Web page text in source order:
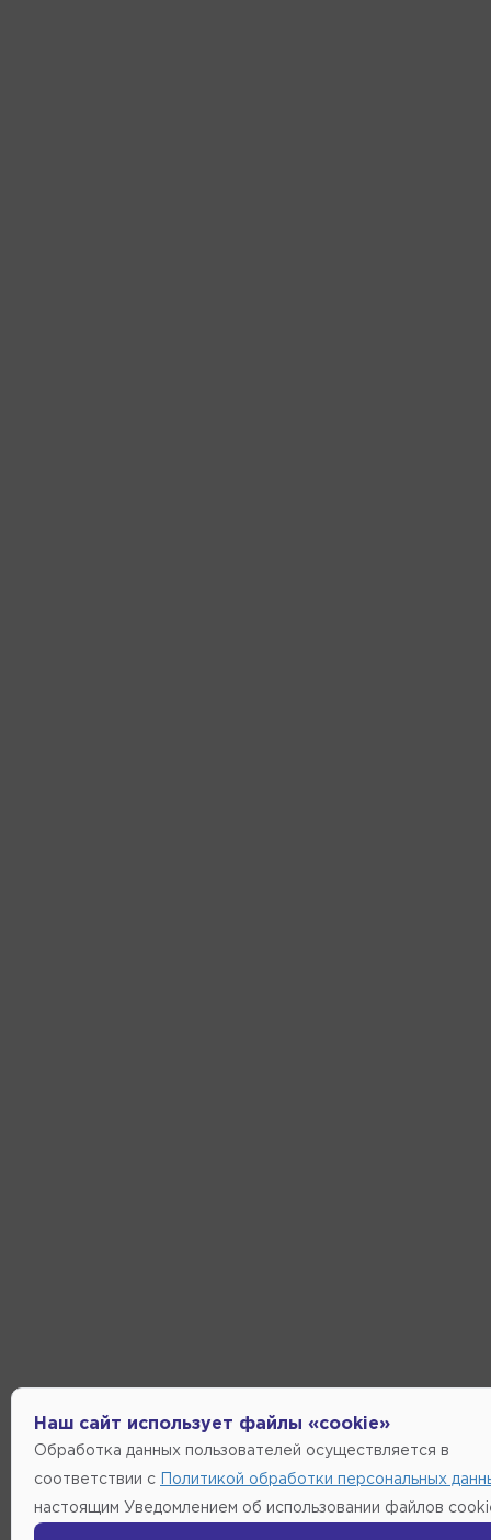
Наш сайт использует файлы «cookie»
Обработка данных пользователей осуществляется в
соответствии с Политикой обработки персональных
настоящим Уведомлением об использовании файлов